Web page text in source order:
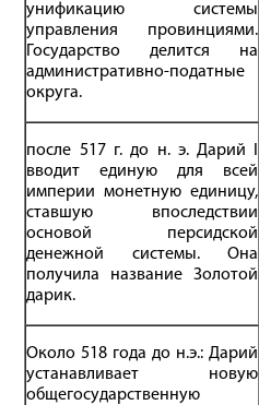
унификацию системы
управления провинциями.
Государство делится на
административно-податные
округа.
после 517 г. до н. э. Дарий I
вводит единую для всей
империи монетную единицу,
ставшую впоследствии
основой персидской
денежной системы. Она
получила название Золотой
дарик.
Около 518 года до н.э.: Дарий
устанавливает новую
общегосударственную